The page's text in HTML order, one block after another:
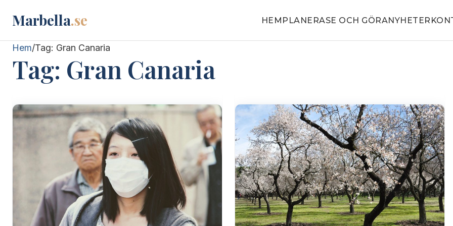
Marbella.se HEM PLANERASE OCH GÖRANYHETER
Hem/Tag: Gran Canaria
Tag: Gran Canaria